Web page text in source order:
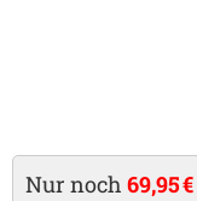
Nur noch 69,95 €